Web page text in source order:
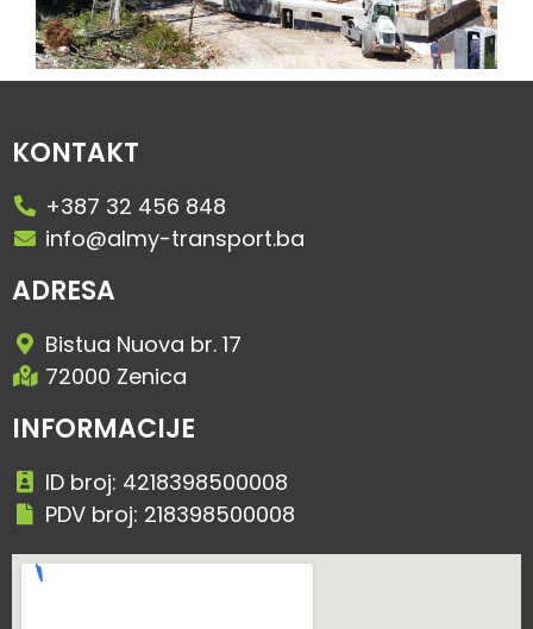
KONTAKT
+387 32 456 848
info@almy-transport.ba
ADRESA
Bistua Nuova br. 17
72000 Zenica
INFORMACIJE
ID broj: 4218398500008
PDV broj: 218398500008